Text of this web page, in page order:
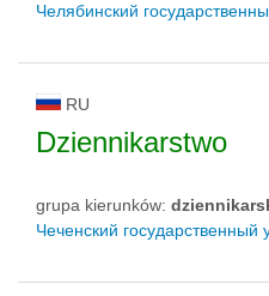
Челябинский
RU
Dziennikarstwo
grupa kierunków:
Чеченский государственный